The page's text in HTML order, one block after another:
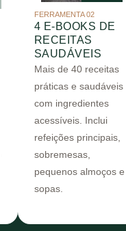
FERRAMENTA 02
4 E-BOOKS DE
RECEITAS
SAUDÁVEIS
Mais de 40 receitas
práticas e saudáveis
com ingredientes
acessíveis. Inclui
refeições principais,
sobremesas,
pequenos almoços e
sopas.